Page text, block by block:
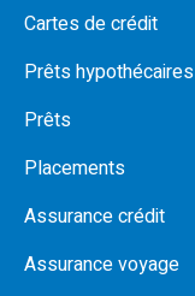
Cartes de crédit
Prêts hypothécaires
Prêts
Placements
Assurance crédit
Assurance voyage